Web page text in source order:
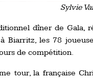
Sylvie
dîner de Gala,
Biarritz, les 78
de compétition.
tour, la française